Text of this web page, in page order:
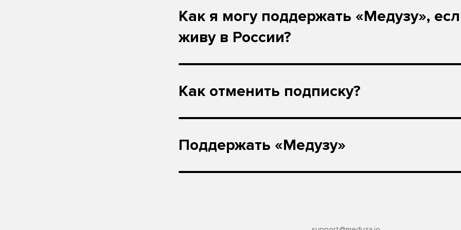
Как я могу поддержать «Медузу»,
живу в России?
Как отменить подписку?
Поддержать «Медузу»